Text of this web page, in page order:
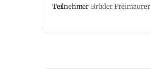
Teilnehmer Brüder Freimaurer